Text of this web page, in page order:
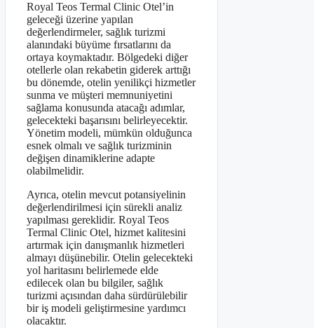
Royal Teos Termal Clinic Otel’in
geleceği üzerine yapılan
değerlendirmeler, sağlık turizmi
alanındaki büyüme fırsatlarını da
ortaya koymaktadır. Bölgedeki diğer
otellerle olan rekabetin giderek arttığı
bu dönemde, otelin yenilikçi hizmetler
sunma ve müşteri memnuniyetini
sağlama konusunda atacağı adımlar,
gelecekteki başarısını belirleyecektir.
Yönetim modeli, mümkün olduğunca
esnek olmalı ve sağlık turizminin
değişen dinamiklerine adapte
olabilmelidir.
Ayrıca, otelin mevcut potansiyelinin
değerlendirilmesi için sürekli analiz
yapılması gereklidir. Royal Teos
Termal Clinic Otel, hizmet kalitesini
artırmak için danışmanlık hizmetleri
almayı düşünebilir. Otelin gelecekteki
yol haritasını belirlemede elde
edilecek olan bu bilgiler, sağlık
turizmi açısından daha sürdürülebilir
bir iş modeli geliştirmesine yardımcı
olacaktır.